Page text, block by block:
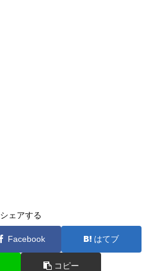
シェアする
Facebook はてブ
コピー